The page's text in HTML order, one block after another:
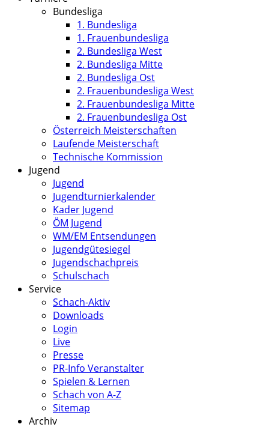
Bundesliga
1. Bundesliga
1. Frauenbundesliga
2. Bundesliga West
2. Bundesliga Mitte
2. Bundesliga Ost
2. Frauenbundesliga West
2. Frauenbundesliga Mitte
2. Frauenbundesliga Ost
Österreich Meisterschaften
Laufende Meisterschaft
Technische Kommission
Jugend
Jugend
Jugendturnierkalender
Kader Jugend
ÖM Jugend
WM/EM Entsendungen
Jugendgütesiegel
Jugendschachpreis
Schulschach
Service
Schach-Aktiv
Downloads
Login
Live
Presse
PR-Info Veranstalter
Spielen & Lernen
Schach von A-Z
Sitemap
Archiv